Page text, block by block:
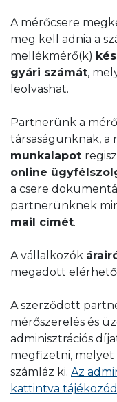
A plomba a
felhelyezett,
záróelem vagy
hitelesítési évét
plombán, a
Ha a plomba
megsérül,
hitelesnek,
hitelesség
illetve
mellékmérő
Hitelesítési év a
A mérőcsere
meg kell adnia a
mellékmérő(k)
gyári számát,
leolvashat.
Partnerünk a
társaságunknak, a
munkalapot
online
a csere
partnerünknek
mail címét.
A vállalkozók
megadott
A szerződött
mérőszerelés és
adminisztrációs
megfizetni,
számláz ki. Az
kattintva